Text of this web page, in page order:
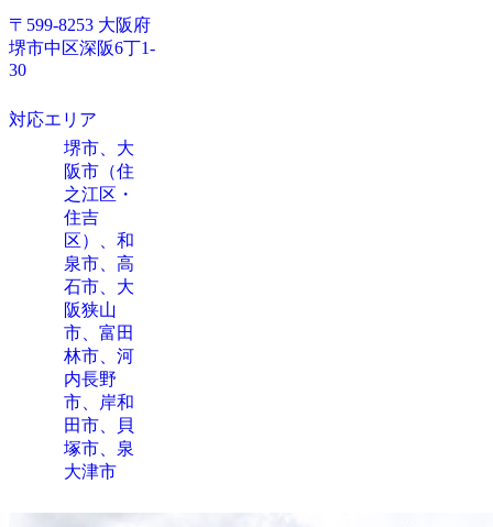
〒599-8253 大阪府
堺市中区深阪6丁1-
30
対応エリア
堺市、大
阪市（住
之江区・
住吉
区）、和
泉市、高
石市、大
阪狭山
市、富田
林市、河
内長野
市、岸和
田市、貝
塚市、泉
大津市